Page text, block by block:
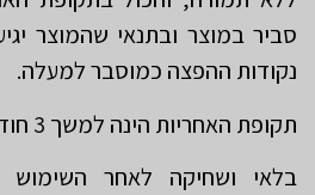
סביר במוצר ובתנאי שהמוצר
נקודות ההפצה כמוסבר למעלה.
תקופת האחריות הינה למשך 3 חודשים מזמן הרכישה.
בלאי ושחיקה לאחר השימוש